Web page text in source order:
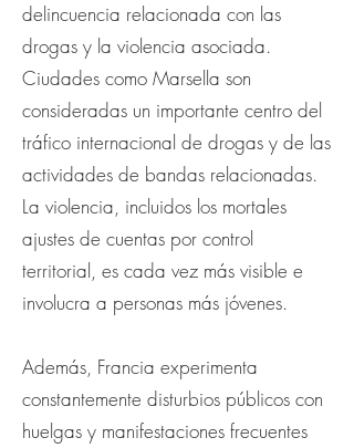
delincuencia relacionada con las
drogas y la violencia asociada.
Ciudades como Marsella son
consideradas un importante centro del
tráfico internacional de drogas y de las
actividades de bandas relacionadas.
La violencia, incluidos los mortales
ajustes de cuentas por control
territorial, es cada vez más visible e
involucra a personas más jóvenes.
Además, Francia experimenta
constantemente disturbios públicos con
huelgas y manifestaciones frecuentes